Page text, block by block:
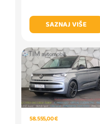
SAZNAJ VIŠE
58.555,00 €